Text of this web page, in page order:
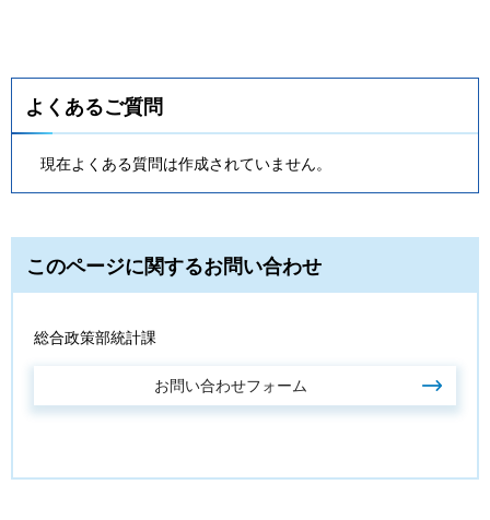
よくあるご質問
現在よくある質問は作成されていません。
このページに関するお問い合わせ
総合政策部統計課